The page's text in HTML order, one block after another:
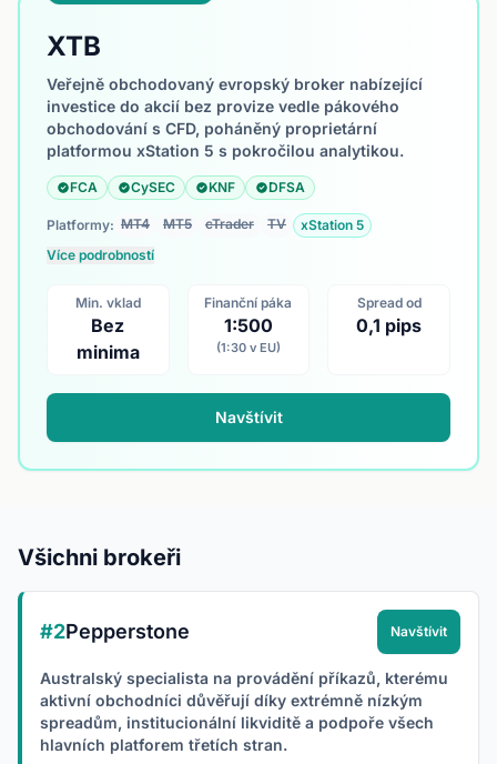
XTB
Veřejně obchodovaný evropský broker nabízející
investice do akcií bez provize vedle pákového
obchodování s CFD, poháněný proprietární
platformou xStation 5 s pokročilou analytikou.
FCA CySEC KNF DFSA
Platformy: MT4 MT5 cTrader TV
xStation 5
Více podrobností
Min. vklad
Bez
minima
Finanční páka
1:500
(1:30 v EU)
Spread od
0,1 pips
Navštívit
Všichni brokeři
#2Pepperstone Navštívit
Australský specialista na provádění příkazů, kterému
aktivní obchodníci důvěřují díky extrémně nízkým
spreadům, institucionální likviditě a podpoře všech
hlavních platforem třetích stran.